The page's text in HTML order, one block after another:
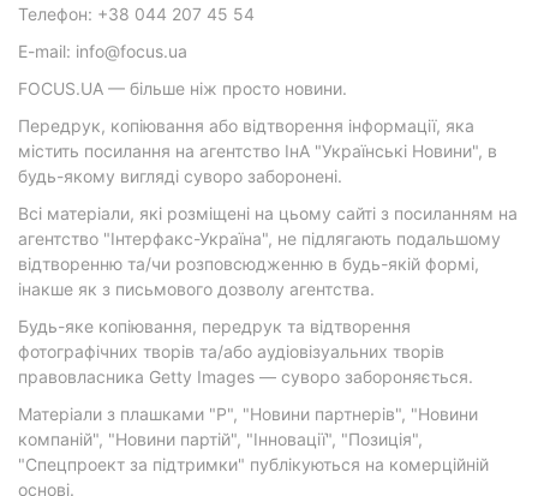
Телефон: +38 044 207 45 54
E-mail: info@focus.ua
FOCUS.UA — більше ніж просто новини.
Передрук, копіювання або відтворення інформації, яка
містить посилання на агентство ІнА "Українські Новини", в
будь-якому вигляді суворо заборонені.
Всі матеріали, які розміщені на цьому сайті з посиланням на
агентство "Інтерфакс-Україна", не підлягають подальшому
відтворенню та/чи розповсюдженню в будь-якій формі,
інакше як з письмового дозволу агентства.
Будь-яке копіювання, передрук та відтворення
фотографічних творів та/або аудіовізуальних творів
правовласника Getty Images — суворо забороняється.
Матеріали з плашками "Р", "Новини партнерів", "Новини
компаній", "Новини партій", "Інновації", "Позиція",
"Спецпроект за підтримки" публікуються на комерційній
основі.